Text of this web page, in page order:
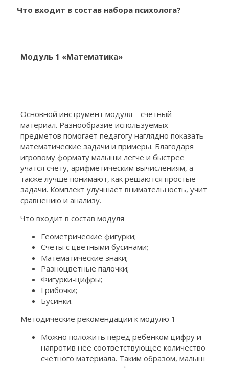
Что входит в состав набора психолога?
Модуль 1 «Математика»
Основной инструмент модуля – счетный
материал. Разнообразие используемых
предметов помогает педагогу наглядно показать
математические задачи и примеры. Благодаря
игровому формату малыши легче и быстрее
учатся счету, арифметическим вычислениям, а
также лучше понимают, как решаются простые
задачи. Комплект улучшает внимательность, учит
сравнению и анализу.
Что входит в состав модуля
Геометрические фигурки;
Счеты с цветными бусинами;
Математические знаки;
Разноцветные палочки;
Фигурки-цифры;
Грибочки;
Бусинки.
Методические рекомендации к модулю 1
Можно положить перед ребенком цифру и
напротив нее соответствующее количество
счетного материала. Таким образом, малыш